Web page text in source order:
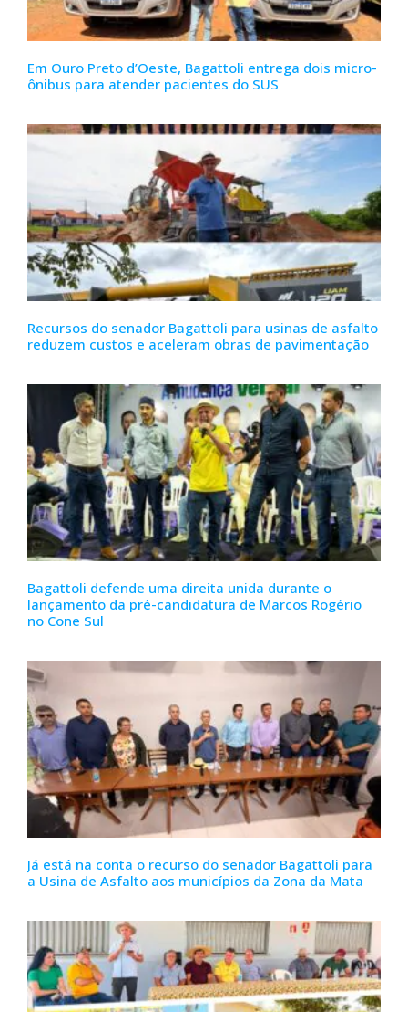
Em Ouro Preto d’Oeste, Bagattoli entrega dois micro-
ônibus para atender pacientes do SUS
Recursos do senador Bagattoli para usinas de asfalto
reduzem custos e aceleram obras de pavimentação
Bagattoli defende uma direita unida durante o
lançamento da pré-candidatura de Marcos Rogério
no Cone Sul
Já está na conta o recurso do senador Bagattoli para
a Usina de Asfalto aos municípios da Zona da Mata